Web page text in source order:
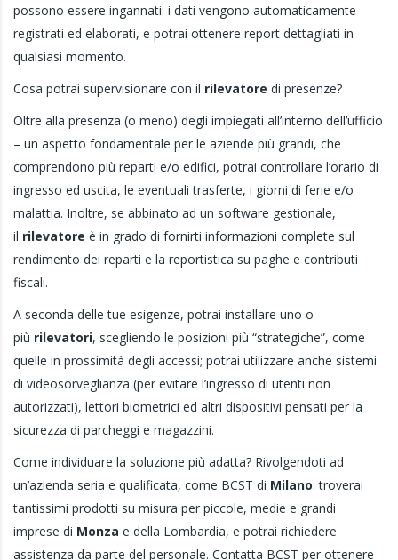
possono essere ingannati: i dati vengono automaticamente
registrati ed elaborati, e potrai ottenere report dettagliati in
qualsiasi momento.
Cosa potrai supervisionare con il rilevatore di presenze?
Oltre alla presenza (o meno) degli impiegati all’interno dell’ufficio
– un aspetto fondamentale per le aziende più grandi, che
comprendono più reparti e/o edifici, potrai controllare l’orario di
ingresso ed uscita, le eventuali trasferte, i giorni di ferie e/o
malattia. Inoltre, se abbinato ad un software gestionale,
il rilevatore è in grado di fornirti informazioni complete sul
rendimento dei reparti e la reportistica su paghe e contributi
fiscali.
A seconda delle tue esigenze, potrai installare uno o
più rilevatori, scegliendo le posizioni più “strategiche”, come
quelle in prossimità degli accessi; potrai utilizzare anche sistemi
di videosorveglianza (per evitare l’ingresso di utenti non
autorizzati), lettori biometrici ed altri dispositivi pensati per la
sicurezza di parcheggi e magazzini.
Come individuare la soluzione più adatta? Rivolgendoti ad
un’azienda seria e qualificata, come BCST di Milano: troverai
tantissimi prodotti su misura per piccole, medie e grandi
imprese di Monza e della Lombardia, e potrai richiedere
assistenza da parte del personale. Contatta BCST per ottenere